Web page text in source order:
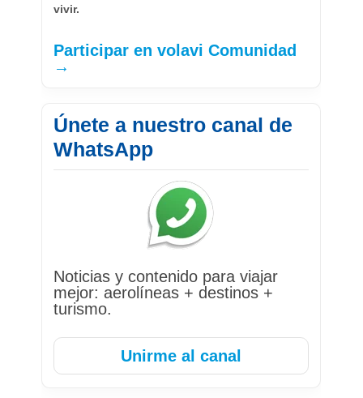
vivir.
Participar en volavi Comunidad
→
Únete a nuestro canal de
WhatsApp
Noticias y contenido para viajar
mejor: aerolíneas + destinos +
turismo.
Unirme al canal